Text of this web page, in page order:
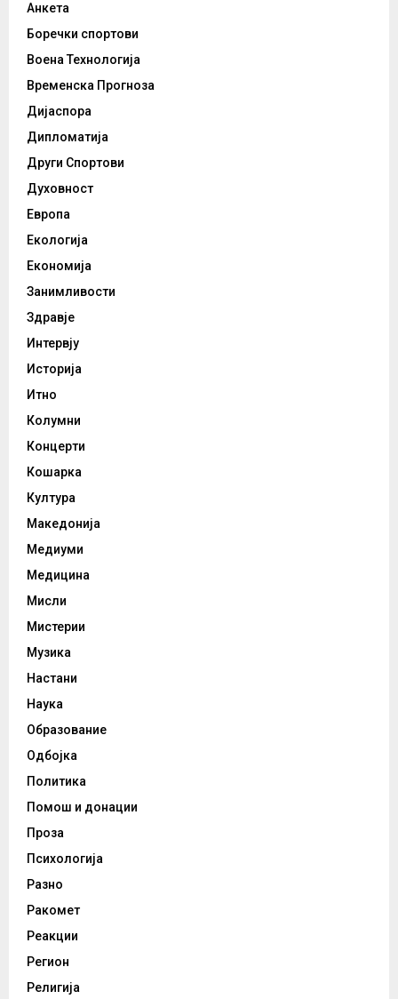
Анкета
Боречки спортови
Воена Технологија
Временска Прогноза
Дијаспора
Дипломатија
Други Спортови
Духовност
Европа
Екологија
Економија
Занимливости
Здравје
Интервју
Историја
Итно
Колумни
Концерти
Кошарка
Култура
Македонија
Медиуми
Медицина
Мисли
Мистерии
Музика
Настани
Наука
Образование
Одбојка
Политика
Помош и донации
Проза
Психологија
Разно
Ракомет
Реакции
Регион
Религија